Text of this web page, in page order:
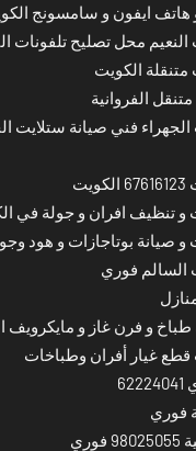
هاتف ايفون و سامسونج
محل تصليح تلفونات
الكويت
الفروانية
و تنظيف افران و جولة في
صيانة بوتاجازات و هود
السالم فوري
طباخ و فرن غاز و مايكرويف
غيار أفران وطباخات
فوري